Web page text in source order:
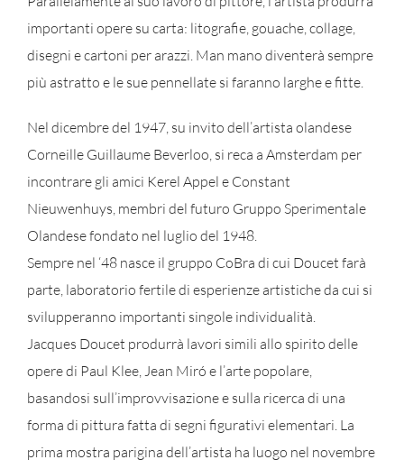
importanti opere su carta: litografie, gouache, collage,
disegni e cartoni per arazzi. Man mano diventerà sempre
più astratto e le sue pennellate si faranno larghe e fitte.
Nel dicembre del 1947, su invito dell’artista olandese
Corneille Guillaume Beverloo, si reca a Amsterdam per
incontrare gli amici Kerel Appel e Constant
Nieuwenhuys, membri del futuro Gruppo Sperimentale
Olandese fondato nel luglio del 1948.
Sempre nel ‘48 nasce il gruppo CoBra di cui Doucet farà
parte, laboratorio fertile di esperienze artistiche da cui si
svilupperanno importanti singole individualità.
Jacques Doucet produrrà lavori simili allo spirito delle
opere di Paul Klee, Jean Miró e l’arte popolare,
basandosi sull’improvvisazione e sulla ricerca di una
forma di pittura fatta di segni figurativi elementari. La
prima mostra parigina dell’artista ha luogo nel novembre